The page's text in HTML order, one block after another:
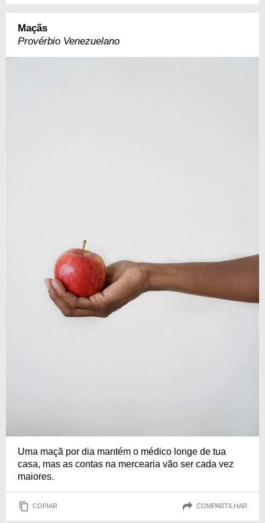
Maçãs
Provérbio Venezuelano
Uma maçã por dia mantém o médico longe de tua
casa, mas as contas na mercearia vão ser cada vez
maiores.
COPIAR COMPARTILHAR